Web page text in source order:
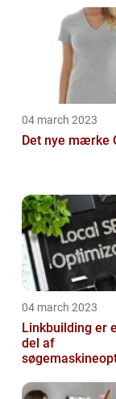
04 march 2023
Det nye mærke
04 march 2023
Linkbuilding er
del af